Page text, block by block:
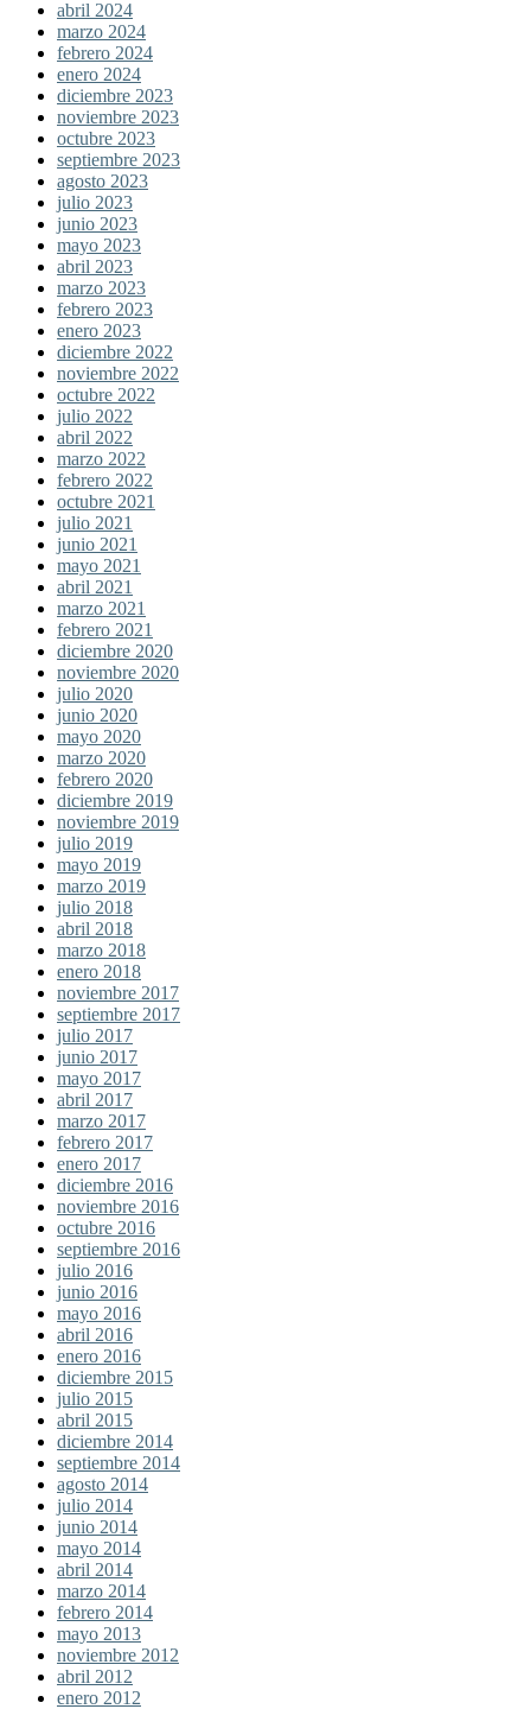
abril 2024
marzo 2024
febrero 2024
enero 2024
diciembre 2023
noviembre 2023
octubre 2023
septiembre 2023
agosto 2023
julio 2023
junio 2023
mayo 2023
abril 2023
marzo 2023
febrero 2023
enero 2023
diciembre 2022
noviembre 2022
octubre 2022
julio 2022
abril 2022
marzo 2022
febrero 2022
octubre 2021
julio 2021
junio 2021
mayo 2021
abril 2021
marzo 2021
febrero 2021
diciembre 2020
noviembre 2020
julio 2020
junio 2020
mayo 2020
marzo 2020
febrero 2020
diciembre 2019
noviembre 2019
julio 2019
mayo 2019
marzo 2019
julio 2018
abril 2018
marzo 2018
enero 2018
noviembre 2017
septiembre 2017
julio 2017
junio 2017
mayo 2017
abril 2017
marzo 2017
febrero 2017
enero 2017
diciembre 2016
noviembre 2016
octubre 2016
septiembre 2016
julio 2016
junio 2016
mayo 2016
abril 2016
enero 2016
diciembre 2015
julio 2015
abril 2015
diciembre 2014
septiembre 2014
agosto 2014
julio 2014
junio 2014
mayo 2014
abril 2014
marzo 2014
febrero 2014
mayo 2013
noviembre 2012
abril 2012
enero 2012